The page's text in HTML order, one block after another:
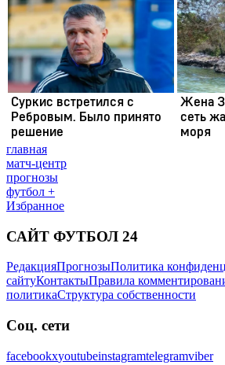
главная
матч-центр
прогнозы
футбол +
Избранное
САЙТ ФУТБОЛ 24
РедакцияПрогнозыПолитика
сайтуКонтактыПравила
политикаСтруктура собственности
Соц. сети
facebookxyoutubeinstagramtelegramviber